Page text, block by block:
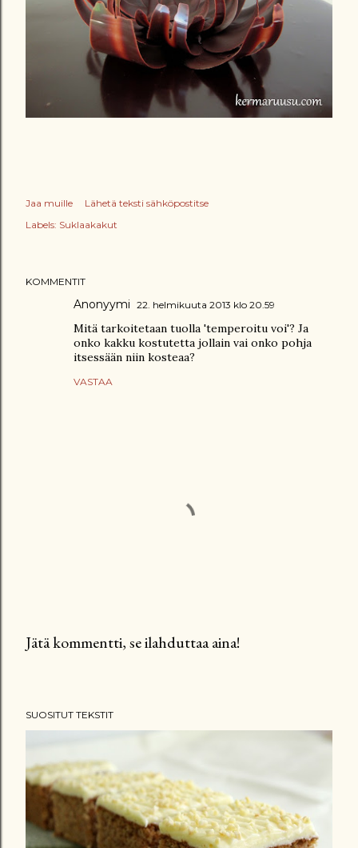
Jaa muille
Lähetä teksti sähköpostitse
Labels: Suklaakakut
KOMMENTIT
Anonyymi 22. helmikuuta 2013 klo 20.59
Mitä tarkoitetaan tuolla 'temperoitu voi'? Ja
onko kakku kostutetta jollain vai onko pohja
itsessään niin kosteaa?
VASTAA
e
ä
k
m
Jätä kommentti, se ilahduttaa aina!
SUOSITUT TEKSTIT